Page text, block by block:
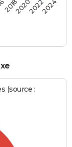
2018202020222024
(source :